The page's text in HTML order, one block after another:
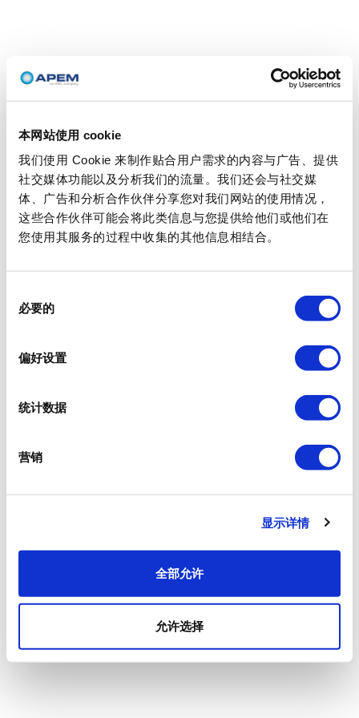
本网站使用 cookie
我们使用 Cookie 来制作贴合用户需求的内容与广告、提供
社交媒体功能以及分析我们的流量。我们还会与社交媒
体、广告和分析合作伙伴分享您对我们网站的使用情况，
这些合作伙伴可能会将此类信息与您提供给他们或他们在
您使用其服务的过程中收集的其他信息相结合。
必要的
偏好设置
统计数据
营销
显示详情
全部允许
允许选择